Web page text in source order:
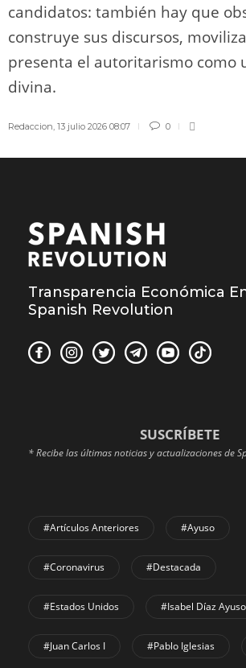
candidatos: también hay que
construye sus discursos,
presenta el autoritarismo como
divina.
Redaccion, 13 julio 2026 08:07 0
Transparencia Económica
Spanish Revolution
SUSCRÍBETE
* Recibe las últimas noticias y actualizaciones de
#Artículos Anteriores #Ayuso
#coronavirus #Destacada
#Estados Unidos #Isabel Díaz Ayuso
#Juan Carlos I #Pablo Iglesias